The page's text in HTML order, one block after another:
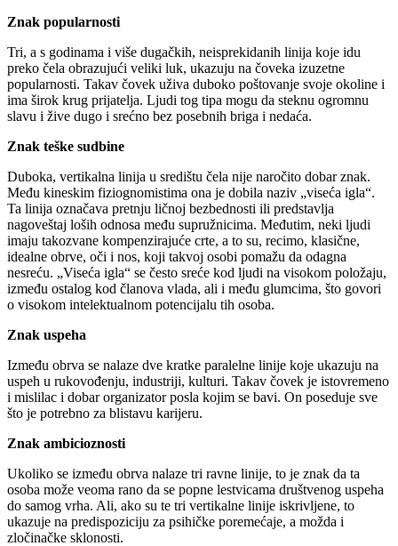
Znak popularnosti
Tri, a s godinama i više dugačkih, neisprekidanih linija koje idu
preko čela obrazujući veliki luk, ukazuju na čoveka izuzetne
popularnosti. Takav čovek uživa duboko poštovanje svoje okoline i
ima širok krug prijatelja. Ljudi tog tipa mogu da steknu ogromnu
slavu i žive dugo i srećno bez posebnih briga i nedaća.
Znak teške sudbine
Duboka, vertikalna linija u središtu čela nije naročito dobar znak.
Među kineskim fiziognomistima ona je dobila naziv „viseća igla“.
Ta linija označava pretnju ličnoj bezbednosti ili predstavlja
nagoveštaj loših odnosa među supružnicima. Međutim, neki ljudi
imaju takozvane kompenzirajuće crte, a to su, recimo, klasične,
idealne obrve, oči i nos, koji takvoj osobi pomažu da odagna
nesreću. „Viseća igla“ se često sreće kod ljudi na visokom položaju,
između ostalog kod članova vlada, ali i među glumcima, što govori
o visokom intelektualnom potencijalu tih osoba.
Znak uspeha
Između obrva se nalaze dve kratke paralelne linije koje ukazuju na
uspeh u rukovođenju, industriji, kulturi. Takav čovek je istovremeno
i mislilac i dobar organizator posla kojim se bavi. On poseduje sve
što je potrebno za blistavu karijeru.
Znak ambicioznosti
Ukoliko se između obrva nalaze tri ravne linije, to je znak da ta
osoba može veoma rano da se popne lestvicama društvenog uspeha
do samog vrha. Ali, ako su te tri vertikalne linije iskrivljene, to
ukazuje na predispoziciju za psihičke poremećaje, a možda i
zločinačke sklonosti.